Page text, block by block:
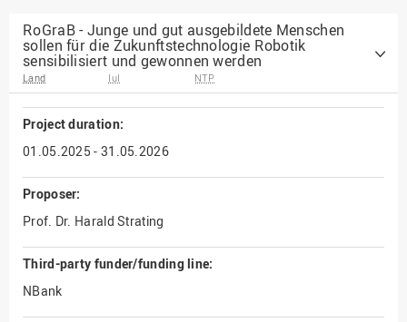
RoGraB - Junge und gut ausgebildete Menschen
sollen für die Zukunftstechnologie Robotik
sensibilisiert und gewonnen werden
Land IuI NTP
Project duration:
01.05.2025 - 31.05.2026
Proposer:
Prof. Dr. Harald Strating
Third-party funder/funding line:
NBank